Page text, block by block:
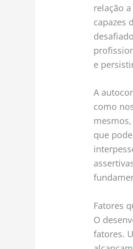
relação
capazes
e
A
como
que
Fatores
O
fatores.